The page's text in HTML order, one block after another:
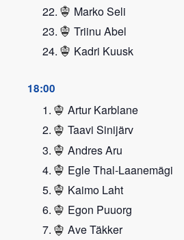
Marko Seli
Triinu Abel
Kadri Kuusk
18:00
Artur Karblane
Taavi Sinijärv
Andres Aru
Egle Thal-Laanemägi
Kaimo Laht
Egon Puuorg
Ave Täkker